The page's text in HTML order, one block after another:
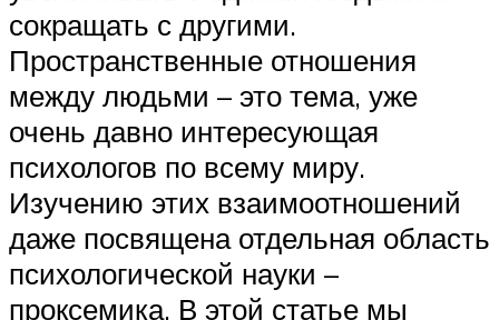
сокращать с другими.
Пространственные отношения
между людьми – это тема, уже
очень давно интересующая
психологов по всему миру.
Изучению этих взаимоотношений
даже посвящена отдельная область
психологической науки –
проксемика. В этой статье мы